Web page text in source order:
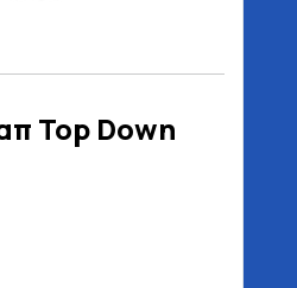
Top Down